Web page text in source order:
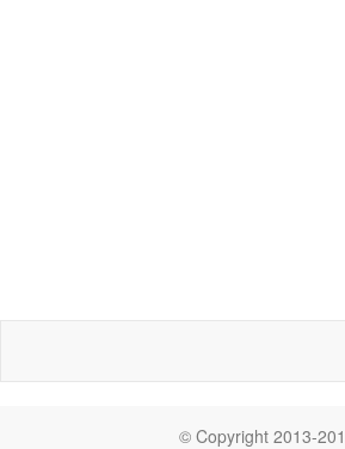
© Copyright 2013-